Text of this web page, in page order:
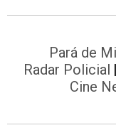
Pará de
Radar Policial
Cine